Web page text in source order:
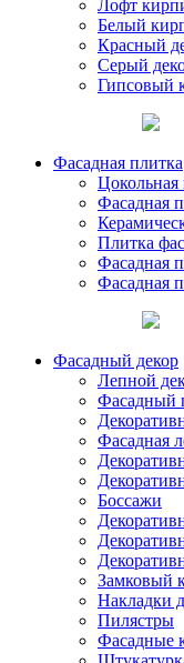
Лофт
Белый
Красный
Серый
Гипсовый
Фасадная плитка
Цокольная
Фасадная
Плитка
Фасадная
Фасадная
Фасадный декор
Лепной
Фасадный
Фасадная
Боссажи
Замковый
Накладки
Пилястры
Фасадные